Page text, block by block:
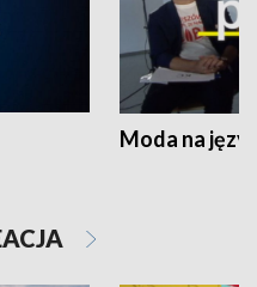
Moda na